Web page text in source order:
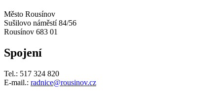
Město Rousínov
Sušilovo náměstí 84/56
Rousínov 683 01
Spojení
Tel.: 517 324 820
E-mail.: radnice@rousinov.cz